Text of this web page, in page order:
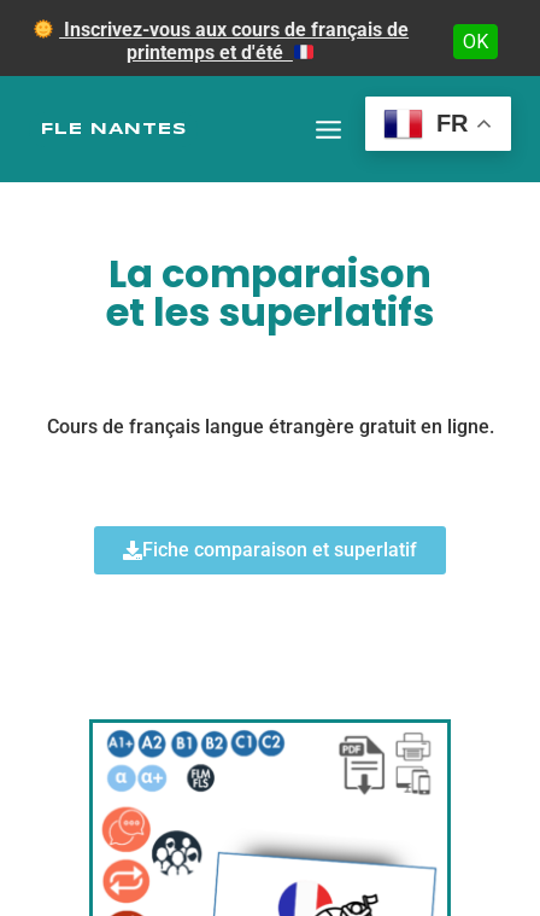
FLE NANTES FR
La comparaison
et les superlatifs
Cours de français langue étrangère gratuit en ligne.
Fiche comparaison et superlatif
Inscrivez-vous aux cours de français de
printemps et d'été
OK